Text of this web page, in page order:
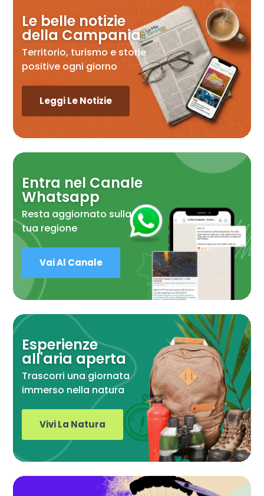
Le belle notizie
della Campania
Territorio, turismo e storie
positive ogni giorno
Leggi Le Notizie
Entra nel Canale
Whatsapp
Resta aggiornato sulla
tua regione
Vai Al Canale
Esperienze
all'aria aperta
Trascorri una giornata
immerso nella natura
Vivi La Natura